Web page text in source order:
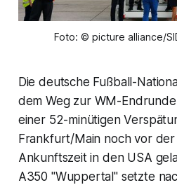
Foto: © picture alliance/
Die deutsche Fußball-
dem Weg zur WM-
einer 52-minütigen
Frankfurt/Main noch vor
Ankunftszeit in den USA
A350 "Wuppertal" setzte